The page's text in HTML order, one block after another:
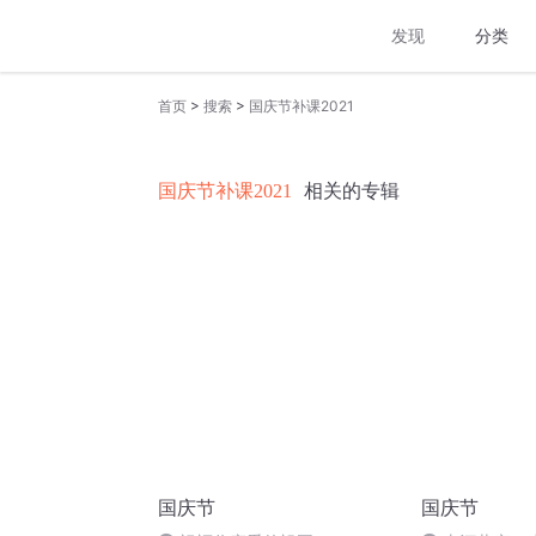
发现 分类
首页 > 搜索 > 国庆节补课2021
国庆节补课2021 相关的专辑
国庆节 国庆节